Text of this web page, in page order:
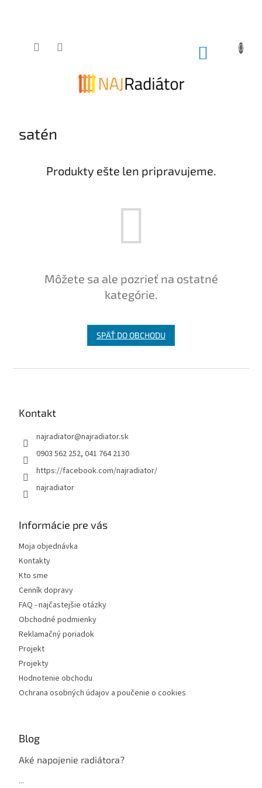
NÁKUPNÝ
satén
Produkty ešte len pripravujeme.
Môžete sa ale pozrieť na ostatné
kategórie.
SPÄŤ DO OBCHODU
Kontakt
najradiator@najradiator.sk
0903 562 252, 041 764 2130
https://facebook.com/najradiator/
najradiator
Informácie pre vás
Moja objednávka
Kontakty
Kto sme
Cenník dopravy
FAQ - najčastejšie otázky
Obchodné podmienky
Reklamačný poriadok
Projekt
Projekty
Hodnotenie obchodu
Ochrana osobných údajov a poučenie o cookies
Blog
Aké napojenie radiátora?
...